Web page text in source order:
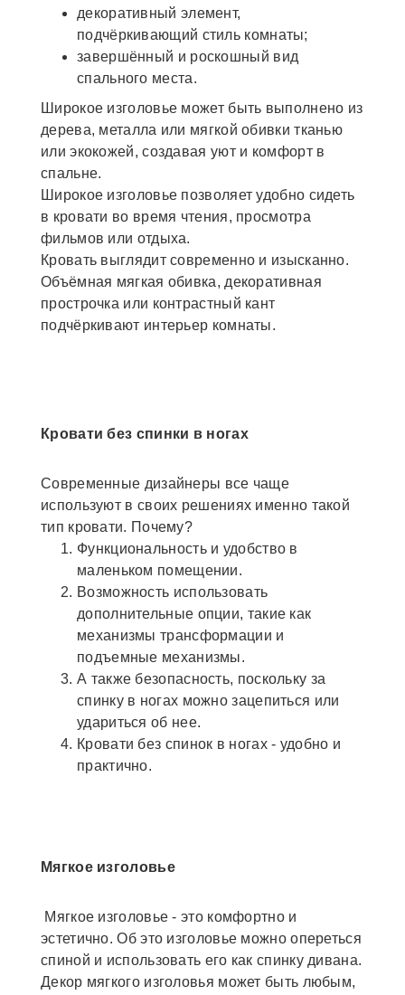
декоративный элемент,
подчёркивающий стиль комнаты;
завершённый и роскошный вид
спального места.
Широкое изголовье может быть выполнено из
дерева, металла или мягкой обивки тканью
или экокожей, создавая уют и комфорт в
спальне.
Широкое изголовье позволяет удобно сидеть
в кровати во время чтения, просмотра
фильмов или отдыха.
Кровать выглядит современно и изысканно.
Объёмная мягкая обивка, декоративная
прострочка или контрастный кант
подчёркивают интерьер комнаты.
Кровати без спинки в ногах
Современные дизайнеры все чаще
используют в своих решениях именно такой
тип кровати. Почему?
Функциональность и удобство в
маленьком помещении.
Возможность использовать
дополнительные опции, такие как
механизмы трансформации и
подъемные механизмы.
А также безопасность, поскольку за
спинку в ногах можно зацепиться или
удариться об нее.
Кровати без спинок в ногах - удобно и
практично.
Мягкое изголовье
Мягкое изголовье - это комфортно и
эстетично. Об это изголовье можно опереться
спиной и использовать его как спинку дивана.
Декор мягкого изголовья может быть любым,